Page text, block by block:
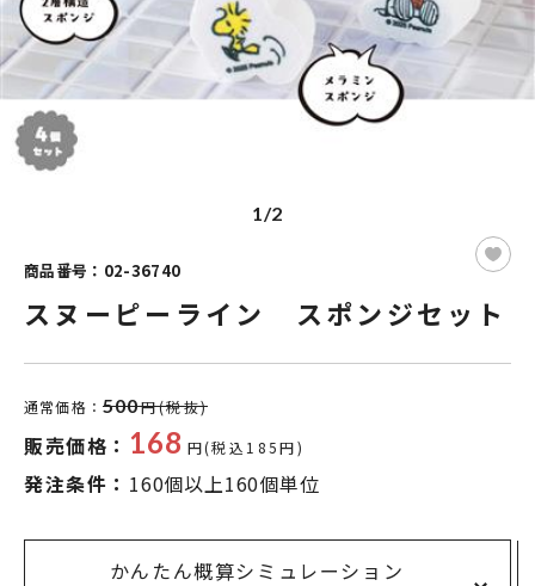
1/2
商品番号：02-36740
スヌーピーライン スポンジセット
通常価格： 500円(税抜)
販売価格： 168 円(税込185円)
発注条件： 160個以上160個単位
かんたん概算シミュレーション